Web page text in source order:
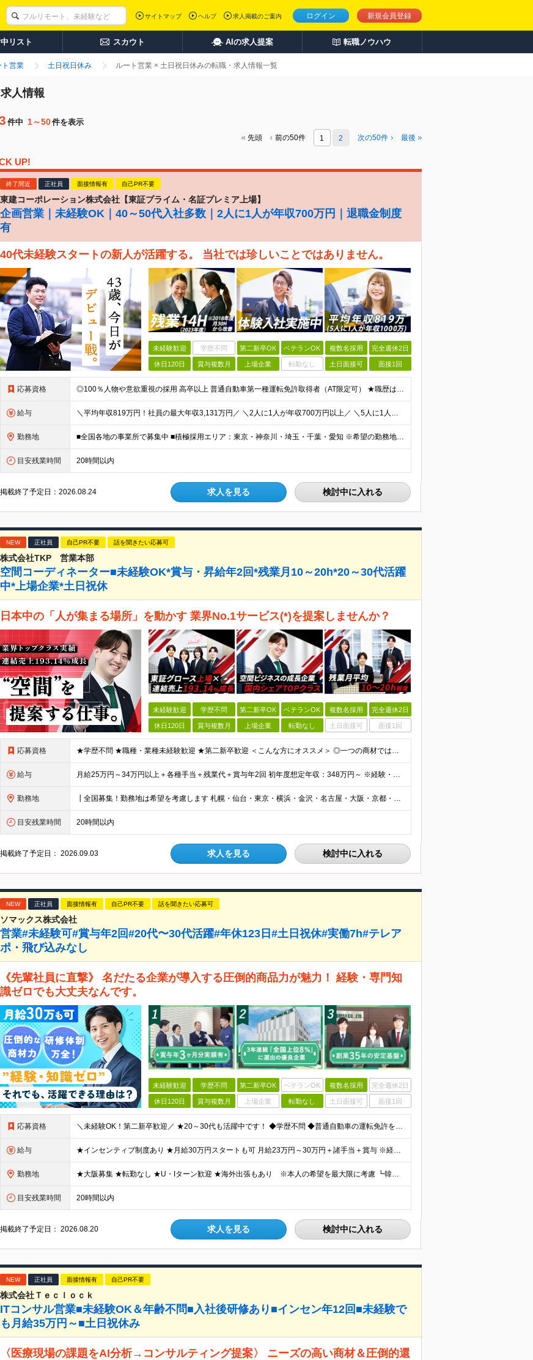
ログイン 新規会員登録
サイトマップ ヘルプ 求人掲載のご案内
リスト スカウト AIの求人提案 転職ノウハウ
ト営業 土日祝日休み ルート営業 × 土日祝日休みの転職・求人情報一覧
人情報
件中 1～50件を表示
先頭 前の50件 1 2 次の50件 最後
UP!
終了間近 正社員 面接情報有 自己PR不要
東建コーポレーション株式会社【東証プライム・名証プレミア上場】
企画営業｜未経験OK｜40～50代入社多数｜2人に1人が年収700万円｜退職金制度
有
40代未経験スタートの新人が活躍する。 当社では珍しいことではありません。
未経験歓迎 学歴不問 第二新卒OK ベテランOK 複数名採用 完全週休2日
休日120日 賞与複数月 上場企業 転勤なし 土日面接可 面接1回
応募資格 ◎100％人物や意欲重視の採用 高卒以上 普通自動車第一種運転免許取得者（AT限定可） ★職歴は全く問いません！ 前向きにコツコツと向き合える方であれば結果がついてくるお仕事です。 現職・無職、正社
給与 ＼平均年収819万円！社員の最大年収3,131万円／ ＼2人に1人が年収700万円以上／ ＼5人に1人が年収1,000万円以上！／ 固定給だけで、年収524万円も可能！ インセンティブだけでなく固定給
勤務地 ■全国各地の事業所で募集中 ■積極採用エリア：東京・神奈川・埼玉・千葉・愛知 ※希望の勤務地で働ける！通勤可能な事業所を選定していきます ※地元に戻って働きたいUターン希望者も歓迎します！ ※社用車を
目安残業時間 20時間以内
掲載終了予定日：2026.08.24 求人を見る 検討中に入れる
NEW 正社員 自己PR不要 話を聞きたい応募可
株式会社TKP 営業本部
空間コーディネーター■未経験OK*賞与・昇給年2回*残業月10～20h*20～30代活躍
中*上場企業*土日祝休
日本中の「人が集まる場所」を動かす 業界No.1サービス(*)を提案しませんか？
未経験歓迎 学歴不問 第二新卒OK ベテランOK 複数名採用 完全週休2日
休日120日 賞与複数月 上場企業 転勤なし 土日面接可 面接1回
応募資格 ★学歴不問 ★職種・業種未経験歓迎 ★第二新卒歓迎 ＜こんな方にオススメ＞ ◎一つの商材ではなく、幅広い提案で勝負したい ◎成長企業でスケールの大きい仕事に挑戦したい ◎実力を評価されたい＆腰を据え
給与 月給25万円～34万円以上＋各種手当＋残業代＋賞与年2回 初年度想定年収：348万円～ ※経験・能力を考慮のうえ優遇します。 ※上記にはエリア給（10,000円～15,000円）、見込み残業代（20
勤務地 ┃全国募集！勤務地は希望を考慮します 札幌・仙台・東京・横浜・金沢・名古屋・大阪・京都・広島・福岡 募集 ※上記のほか、全国に拠点あり ※キャリアアップやキャリアシフトに伴う転勤も一部ありますが、基
目安残業時間 20時間以内
掲載終了予定日：2026.09.03 求人を見る 検討中に入れる
NEW 正社員 面接情報有 自己PR不要 話を聞きたい応募可
ソマックス株式会社
営業#未経験可#賞与年2回#20代〜30代活躍#年休123日#土日祝休#実働7h#テレア
ポ・飛び込みなし
《先輩社員に直撃》 名だたる企業が導入する圧倒的商品力が魅力！ 経験・専門知
識ゼロでも大丈夫なんです。
未経験歓迎 学歴不問 第二新卒OK ベテランOK 複数名採用 完全週休2日
休日120日 賞与複数月 上場企業 転勤なし 土日面接可 面接1回
応募資格 ＼未経験OK！第二新卒歓迎／ ★20～30代も活躍中です！ ◆学歴不問 ◆普通自動車の運転免許をお持ちの方（AT可） ＼未経験スタートでも安心！／ 業界トップクラスの実績と信頼を誇ることから お客
給与 ★インセンティブ制度あり ★月給30万円スタートも可 月給23万円～30万円＋諸手当＋賞与 ※経験・スキルを考慮の上、決定します ※試用期間6ヶ月間あり（期間中の条件に差異はありません） ※残業代
勤務地 ★大阪募集 ★転勤なし ★U・Iターン歓迎 ★海外出張もあり ※本人の希望を最大限に考慮 ┗韓国やタイ、マレーシア、アメリカなどなど…様々な国に行けるチャンス！ 【本社】 大阪府大阪市東成区玉津1丁
目安残業時間 20時間以内
掲載終了予定日：2026.08.20 求人を見る 検討中に入れる
NEW 正社員 面接情報有 自己PR不要
株式会社Ｔｅｃｌｏｃｋ
ITコンサル営業■未経験OK＆年齢不問■入社後研修あり■インセン年12回■未経験で
も月給35万円～■土日祝休み
〈医療現場の課題をAI分析→コンサルティング提案〉 ニーズの高い商材＆圧倒的還